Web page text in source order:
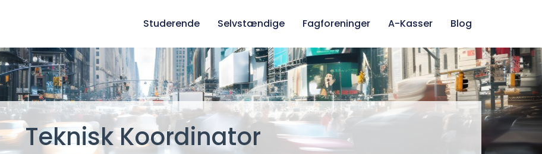
Studerende Selvstændige Fagforeninger A-Kasser Blog
Teknisk Koordinator